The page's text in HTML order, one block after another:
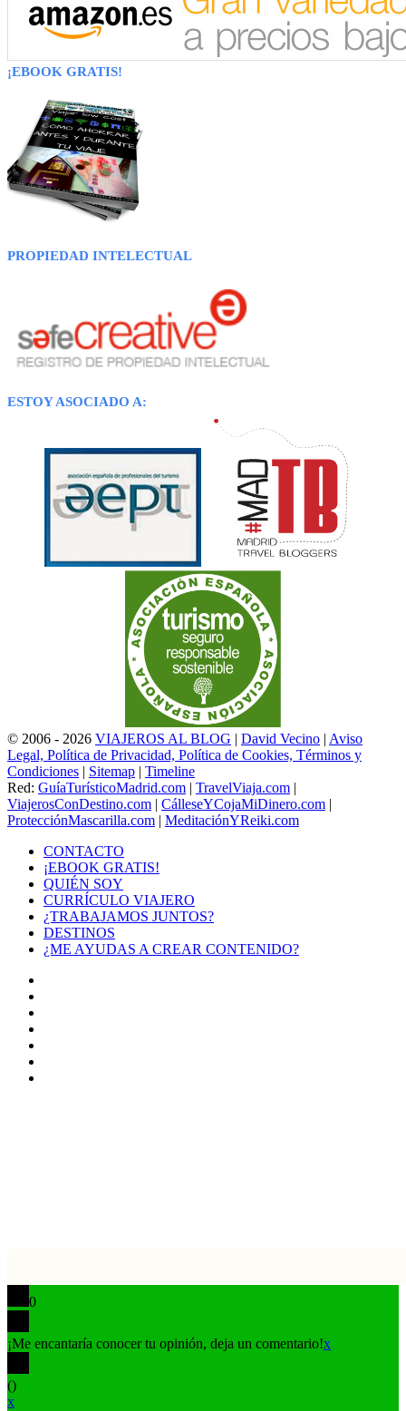
¡EBOOK GRATIS!
PROPIEDAD INTELECTUAL
ESTOY ASOCIADO A:
© 2006 - 2026 VIAJEROS AL BLOG | David Vecino | Aviso
Legal, Política de Privacidad, Política de Cookies, Términos y
Condiciones | Sitemap | Timeline
Red: GuíaTurísticoMadrid.com | TravelViaja.com |
ViajerosConDestino.com | CálleseYCojaMiDinero.com |
ProtecciónMascarilla.com | MeditaciónYReiki.com
CONTACTO
¡EBOOK GRATIS!
QUIÉN SOY
CURRÍCULO VIAJERO
¿TRABAJAMOS JUNTOS?
DESTINOS
¿ME AYUDAS A CREAR CONTENIDO?
0
¡Me encantaría conocer tu opinión, deja un comentario!x
()
x